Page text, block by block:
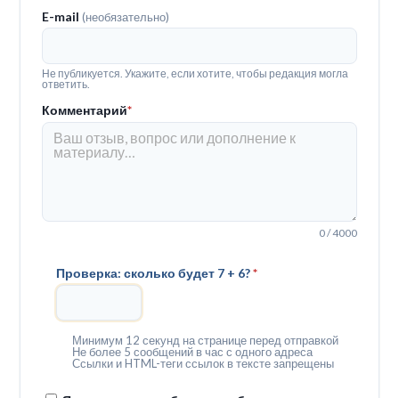
E-mail(необязательно)
Не публикуется. Укажите, если хотите, чтобы редакция могла
ответить.
Комментарий*
0 / 4000
Проверка: сколько будет 7 + 6?*
Минимум 12 секунд на странице перед отправкой
Не более 5 сообщений в час с одного адреса
Ссылки и HTML-теги ссылок в тексте запрещены